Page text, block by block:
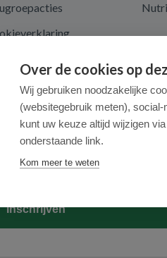
en retouren
Over de cookies op
Wij gebruiken noodzakelijke
(websitegebruik meten),
kunt uw keuze altijd wijzigen
onderstaande link.
Kom meer te weten
onze nieuwsbrief
beste aanbiedingen en
advies
Inschrijven